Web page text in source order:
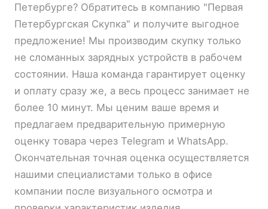
Петербурге? Обратитесь в компанию "Первая
Петербургская Скупка" и получите выгодное
предложение! Мы производим скупку только
не сломанных зарядных устройств в рабочем
состоянии. Наша команда гарантирует оценку
и оплату сразу же, а весь процесс занимает не
более 10 минут. Мы ценим ваше время и
предлагаем предварительную примерную
оценку товара через Telegram и WhatsApp.
Окончательная точная оценка осуществляется
нашими специалистами только в офисе
компании после визуального осмотра и